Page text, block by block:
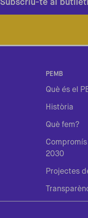
Subscriu-te al
PEMB
Què és el
Història
Què fem?
2030
Projectes